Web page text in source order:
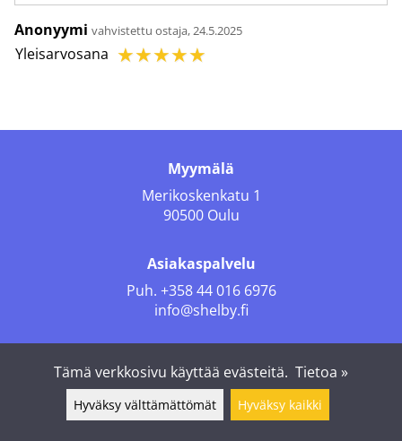
Anonyymi vahvistettu ostaja, 24.5.2025
Yleisarvosana ☆☆☆☆☆
Myymälä
Merikoskenkatu 1
90500 Oulu
Asiakaspalvelu
Puh. +358 44 016 6976
info@shelby.fi
Tämä verkkosivu käyttää evästeitä. Tietoa »
Hyväksy välttämättömät Hyväksy kaikki